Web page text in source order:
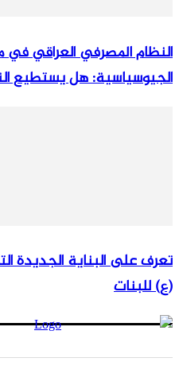
النظام المصرفي العراقي في
الجيوسياسية: هل يستطيع
تعرف على البناية الجديدة
(ع) للبنات